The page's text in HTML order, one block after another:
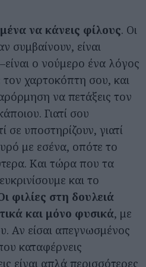
να κάνεις φίλους. Οι
συμβαίνουν, είναι
ο νούμερο ένα λόγος
χαρτοκόπτη σου, και
να πετάξεις τον
Γιατί σου
σε υποστηρίζουν, γιατί
με εσένα, οπότε το
Και τώρα που τα
και το
φιλίες στη δουλειά
και μόνο φυσικά, με
Αν είσαι απεγνωσμένος
καταφέρνεις
είναι απλά περισσότερες